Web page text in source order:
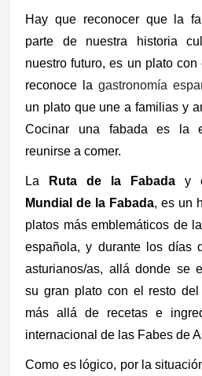
Hay que reconocer que la
parte de nuestra historia
nuestro futuro, es un plato
reconoce la gastronomía
un plato que une a familias y
Cocinar una fabada es la
reunirse a comer.
La Ruta de la Fabada y
Mundial de la Fabada, es un
platos más emblemáticos de
española, y durante los días
asturianos/as, allá donde se
su gran plato con el resto del
más allá de recetas e
internacional de las Fabes de
Como es lógico, por la